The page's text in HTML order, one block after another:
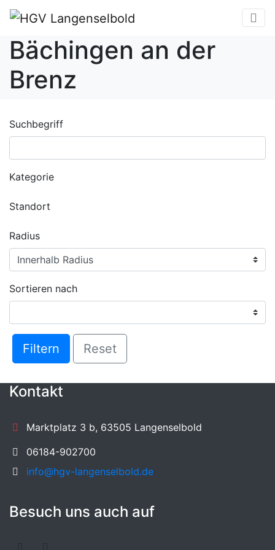
Bächingen an der
Brenz
Suchbegriff
Kategorie
Standort
Radius
Sortieren nach
Filtern Reset
Kontakt
Marktplatz 3 b, 63505 Langenselbold
06184-902700
info@hgv-langenselbold.de
Besuch uns auch auf